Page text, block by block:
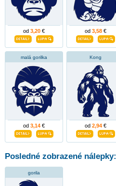
od 3,20 € od 3,58 €
malá gorilka
od 3,14 €
Kong
od 2,94 €
Posledné zobrazené nálepky:
gorila